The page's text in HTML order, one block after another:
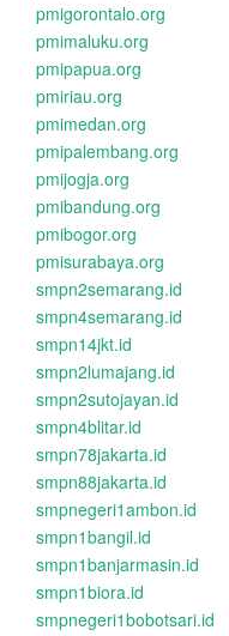
pmigorontalo.org
pmimaluku.org
pmipapua.org
pmiriau.org
pmimedan.org
pmipalembang.org
pmijogja.org
pmibandung.org
pmibogor.org
pmisurabaya.org
smpn2semarang.id
smpn4semarang.id
smpn14jkt.id
smpn2lumajang.id
smpn2sutojayan.id
smpn4blitar.id
smpn78jakarta.id
smpn88jakarta.id
smpnegeri1ambon.id
smpn1bangil.id
smpn1banjarmasin.id
smpn1biora.id
smpnegeri1bobotsari.id